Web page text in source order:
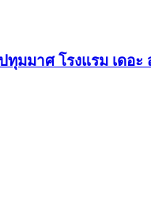
าศ โรงแรม เดอะ